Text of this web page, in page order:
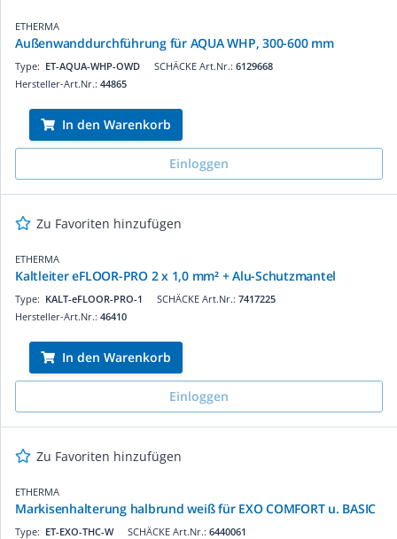
ETHERMA
Außenwanddurchführung für AQUA WHP, 300-600 mm
SCHÄCKE Art.Nr.: 6129668
Type: ET-AQUA-WHP-OWD
Hersteller-Art.Nr.: 44865
In den Warenkorb
Einloggen
Zu Favoriten hinzufügen
ETHERMA
Kaltleiter eFLOOR-PRO 2 x 1,0 mm² + Alu-Schutzmantel
SCHÄCKE Art.Nr.: 7417225
Type: KALT-eFLOOR-PRO-1
Hersteller-Art.Nr.: 46410
In den Warenkorb
Einloggen
Zu Favoriten hinzufügen
ETHERMA
Markisenhalterung halbrund weiß für EXO COMFORT u. BASIC
SCHÄCKE Art.Nr.: 6440061
Type: ET-EXO-THC-W